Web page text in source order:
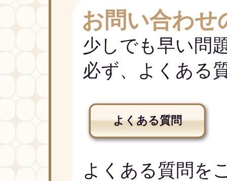
お問い合わせ
少しでも早い問
必ず、よくある
よくある質問
よくある質問を